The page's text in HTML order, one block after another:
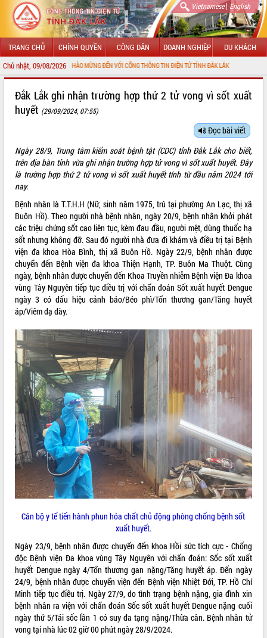
Vietnamese| English
TRANG CHỦ CHÍNH QUYỀN CÔNG DÂN DOANH NGHIỆP DU KHÁCH
Chủ nhật, 09/08/2026CHÀO MỪNG ĐẾN VỚI CỔNG THÔNG TIN ĐIỆN TỬ TỈNH ĐẮK LẮK
GIỚI THIỆU
LÃNH ĐẠO UBND TỈNH
SỞ, BAN, NGÀNH
UBND CÁC XÃ, PHƯỜNG
THÔNG TIN CHỈ ĐẠO ĐIỀU HÀNH
HỆ THỐNG VĂN BẢN
VĂN BẢN HĐND TỈNH
ĐIỂM TIN VĂN BẢN
QUY HOẠCH - KẾ HOẠCH
VIDEO
Loading the player...
Khám bệnh, cấp phát thuốc miễn phí
và tặng quà người dân xã Cư Pui
Hội nghị UBND tỉnh Đắk Lắk thường kỳ
tháng 7/2026
Đắk Lắk ghi nhận trường hợp thứ 2 tử vong vì sốt xuất
huyết (29/09/2024, 07:55)
Đọc bài viết
Ngày 28/9, Trung tâm kiểm soát bệnh tật (CDC) tỉnh Đắk Lắk cho biết,
trên địa bàn tỉnh vừa ghi nhận trường hợp tử vong vì sốt xuất huyết. Đây
là trường hợp thứ 2 tử vong vì sốt xuất huyết tính từ đầu năm 2024 tới
nay.
Bệnh nhân là T.T.H.H (Nữ, sinh năm 1975, trú tại phường An Lạc, thị xã
Buôn Hồ). Theo người nhà bệnh nhân, ngày 20/9, bệnh nhân khởi phát
các triệu chứng sốt cao liên tục, kèm đau đầu, người mệt, dùng thuốc hạ
sốt nhưng không đỡ. Sau đó người nhà đưa đi khám và điều trị tại Bệnh
viện đa khoa Hòa Bình, thị xã Buôn Hồ. Ngày 22/9, bệnh nhân được
chuyển đến Bệnh viện đa khoa Thiện Hạnh, TP. Buôn Ma Thuột. Cùng
ngày, bệnh nhân được chuyển đến Khoa Truyền nhiễm Bệnh viện Đa khoa
vùng Tây Nguyên tiếp tục điều trị với chẩn đoán Sốt xuất huyết Dengue
ngày 3 có dấu hiệu cảnh báo/Béo phì/Tổn thương gan/Tăng huyết
áp/Viêm dạ dày.
Cán bộ y tế tiến hành phun hóa chất chủ động phòng chống bệnh sốt
xuất huyết.
Ngày 23/9, bệnh nhân được chuyển đến khoa Hồi sức tích cực - Chống
độc Bệnh viện Đa khoa vùng Tây Nguyên với chẩn đoán: Sốc sốt xuất
huyết Dengue ngày 4/Tổn thương gan nặng/Tăng huyết áp. Đến ngày
24/9, bệnh nhân được chuyển viện đến Bệnh viện Nhiệt Đới, TP. Hồ Chí
Minh tiếp tục điều trị. Ngày 27/9, do tình trạng bệnh nặng, gia đình xin
bệnh nhân ra viện với chẩn đoán Sốc sốt xuất huyết Dengue nặng cuối
ngày thứ 5/Tái sốc lần 1 có suy đa tạng nặng/Thừa cân. Bệnh nhân tử
vong tại nhà lúc 02 giờ 00 phút ngày 28/9/2024.